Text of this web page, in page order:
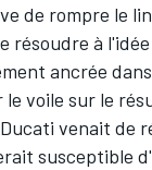
de rompre le
résoudre à
ancrée
voile sur le
Ducati venait de
susceptible